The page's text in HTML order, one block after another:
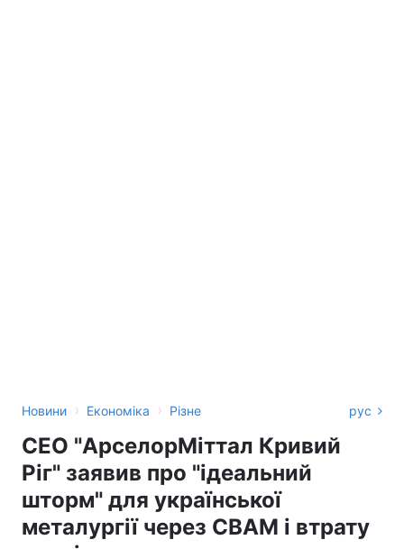
Новини › Економіка › Різне рус
CEO "АрселорМіттал Кривий
Ріг" заявив про "ідеальний
шторм" для української
металургії через CBAM і втрату